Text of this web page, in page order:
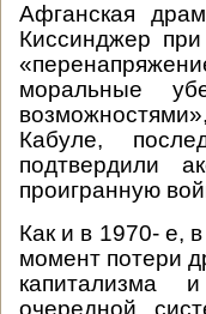
Афганская
Киссинджер
моральные
Кабуле,
подтвердили
проигранную
Как и в 1970- е,
момент потери
капитализма
очередной